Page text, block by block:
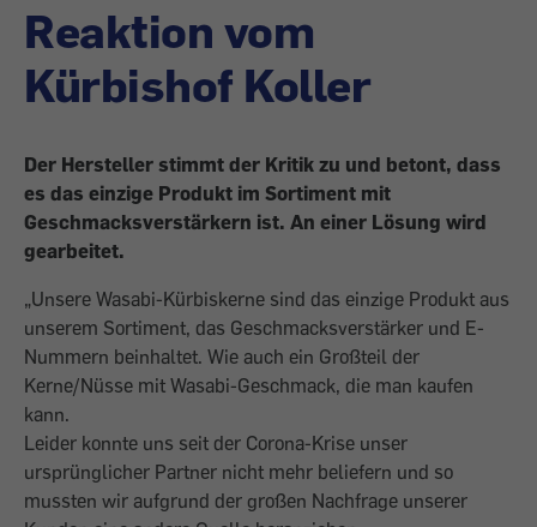
Reaktion vom
Kürbishof Koller
Der Hersteller stimmt der Kritik zu und betont, dass
es das einzige Produkt im Sortiment mit
Geschmacksverstärkern ist. An einer Lösung wird
gearbeitet.
„Unsere Wasabi-Kürbiskerne sind das einzige Produkt aus
unserem Sortiment, das Geschmacksverstärker und E-
Nummern beinhaltet. Wie auch ein Großteil der
Kerne/Nüsse mit Wasabi-Geschmack, die man kaufen
kann.
Leider konnte uns seit der Corona-Krise unser
ursprünglicher Partner nicht mehr beliefern und so
mussten wir aufgrund der großen Nachfrage unserer